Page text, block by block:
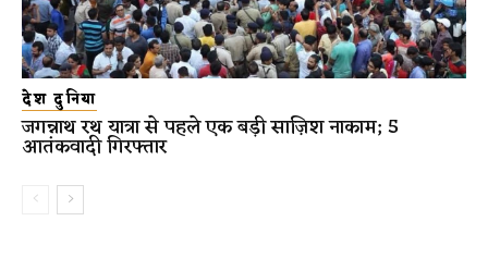
देश दुनिया
जगन्नाथ रथ यात्रा से पहले एक बड़ी साज़िश नाकाम; 5
आतंकवादी गिरफ्तार